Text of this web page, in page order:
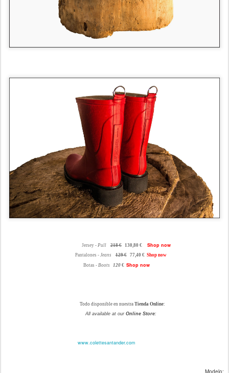
Jersey - Pull 218 € 130,80 € Shop now
Pantalones - Jeans 129 €77,40 € Shop now
Botas - Boots 120 € Shop now
Todo disponible en nuestra Tienda Online:
All available at our Online Store:
www.colettesantander.com
Modelo: